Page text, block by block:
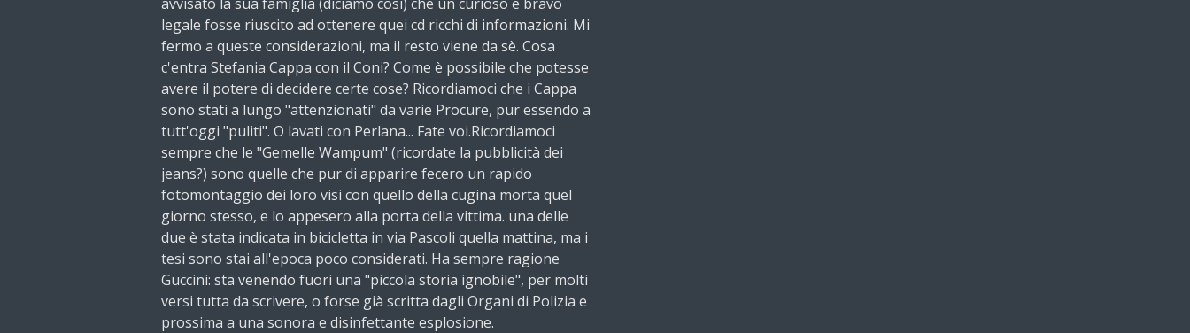
legale fosse riuscito ad ottenere quei cd ricchi di informazioni. Mi
fermo a queste considerazioni, ma il resto viene da sè. Cosa
c'entra Stefania Cappa con il Coni? Come è possibile che potesse
avere il potere di decidere certe cose? Ricordiamoci che i Cappa
sono stati a lungo "attenzionati" da varie Procure, pur essendo a
tutt'oggi "puliti". O lavati con Perlana... Fate voi.Ricordiamoci
sempre che le "Gemelle Wampum" (ricordate la pubblicità dei
jeans?) sono quelle che pur di apparire fecero un rapido
fotomontaggio dei loro visi con quello della cugina morta quel
giorno stesso, e lo appesero alla porta della vittima. una delle
due è stata indicata in bicicletta in via Pascoli quella mattina, ma i
tesi sono stai all'epoca poco considerati. Ha sempre ragione
Guccini: sta venendo fuori una "piccola storia ignobile", per molti
versi tutta da scrivere, o forse già scritta dagli Organi di Polizia e
prossima a una sonora e disinfettante esplosione.